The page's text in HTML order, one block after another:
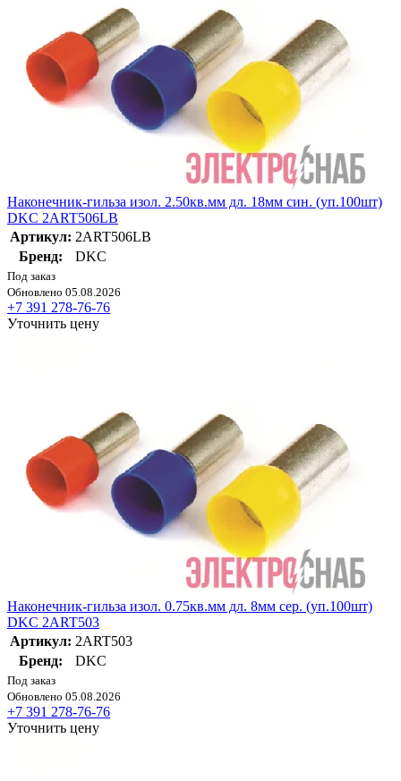
Наконечник-гильза изол. 2.50кв.мм дл. 18мм син. (уп.100шт)
DKC 2ART506LB
Артикул: 2ART506LB
Бренд:
DKC
Под заказ
Обновлено 05.08.2026
+7 391 278-76-76
Уточнить цену
Наконечник-гильза изол. 0.75кв.мм дл. 8мм сер. (уп.100шт)
DKC 2ART503
Артикул: 2ART503
Бренд:
DKC
Под заказ
Обновлено 05.08.2026
+7 391 278-76-76
Уточнить цену